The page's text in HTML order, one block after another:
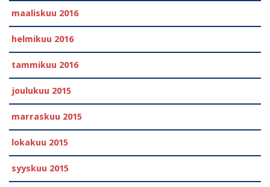
maaliskuu 2016
helmikuu 2016
tammikuu 2016
joulukuu 2015
marraskuu 2015
lokakuu 2015
syyskuu 2015